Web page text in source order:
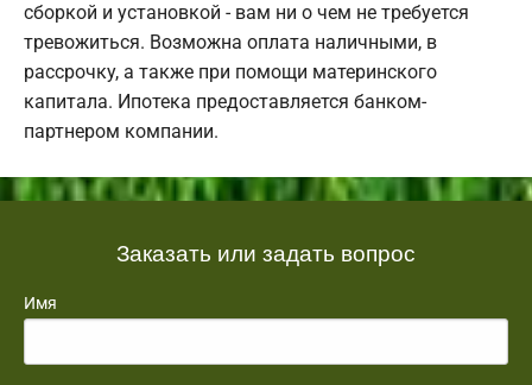
сборкой и установкой - вам ни о чем не требуется
тревожиться. Возможна оплата наличными, в
рассрочку, а также при помощи материнского
капитала. Ипотека предоставляется банком-
партнером компании.
Заказать или задать вопрос
Имя